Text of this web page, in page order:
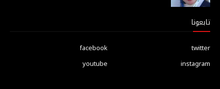
تابعونا
facebook
twitter
youtube
instagram